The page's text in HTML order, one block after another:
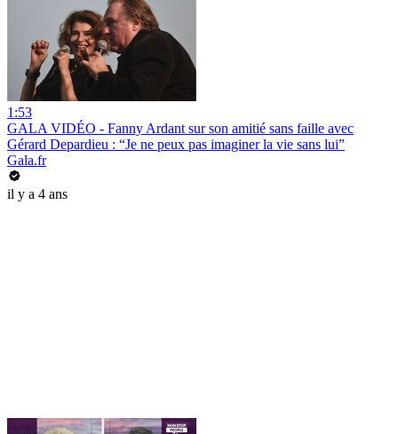
1:53
GALA VIDÉO - Fanny Ardant sur son amitié sans faille avec
Gérard Depardieu : “Je ne peux pas imaginer la vie sans lui”
Gala.fr
il y a 4 ans